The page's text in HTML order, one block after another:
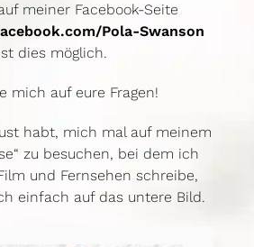
meiner Facebook-Seite
Pola-Swanson
dies möglich.
mich auf eure Fragen!
habt, mich mal auf meinem
zu besuchen, bei dem ich
und Fernsehen schreibe,
einfach auf das untere Bild.